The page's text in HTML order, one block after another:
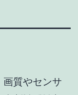
質やセンサ